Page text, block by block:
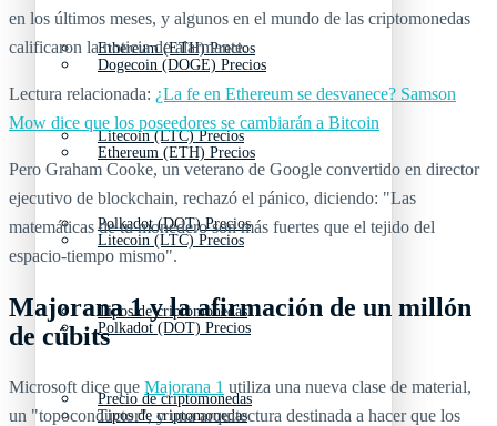
Ethereum (ETH) Precios
Litecoin (LTC) Precios
Polkadot (DOT) Precios
Tipos de criptomonedas
Precio de criptomonedas
Dogecoin (DOGE) Precios
Ethereum (ETH) Precios
Litecoin (LTC) Precios
Polkadot (DOT) Precios
Tipos de criptomonedas
en los últimos meses, y algunos en el mundo de las criptomonedas
calificaron la noticia de alarmante.
Lectura relacionada: ¿La fe en Ethereum se desvanece? Samson
Mow dice que los poseedores se cambiarán a Bitcoin
Pero Graham Cooke, un veterano de Google convertido en director
ejecutivo de blockchain, rechazó el pánico, diciendo: "Las
matemáticas de tu monedero son más fuertes que el tejido del
espacio-tiempo mismo".
Majorana 1 y la afirmación de un millón
de cúbits
Microsoft dice que Majorana 1 utiliza una nueva clase de material,
un "topoconductor", y una arquitectura destinada a hacer que los